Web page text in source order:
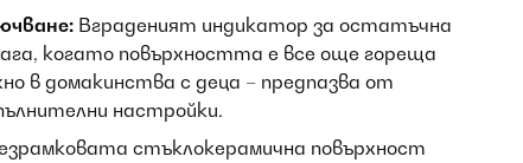
Вграденият индикатор за остатъчна
когато повърхността е все още гореща
в домакинства с деца – предпазва от
настройки.
стъклокерамична повърхност